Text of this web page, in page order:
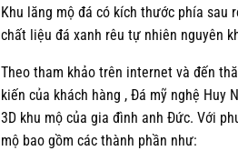
Khu lăng mộ đá có kích thước phía sau
chất liệu đá xanh rêu tự nhiên nguyên
Theo tham khảo trên internet và đến
kiến của khách hàng , Đá mỹ nghệ
3D khu mộ của gia đình anh Đức. Với
mộ bao gồm các thành phần như: